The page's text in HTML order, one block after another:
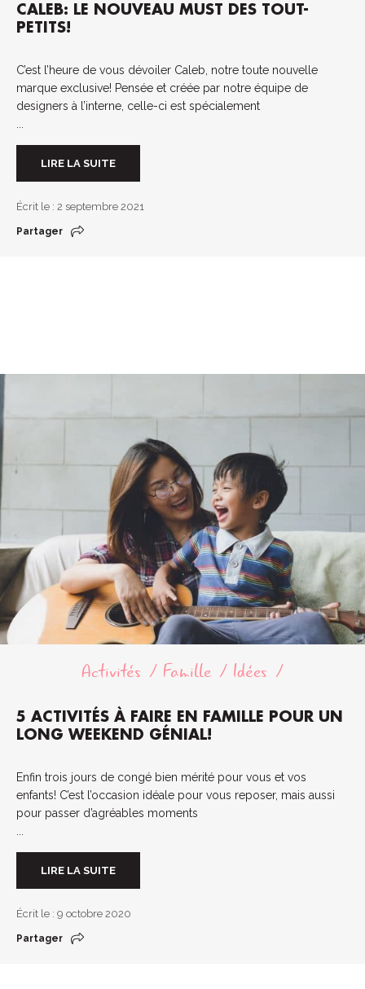
CALEB: LE NOUVEAU MUST DES TOUT-
PETITS!
C’est l’heure de vous dévoiler Caleb, notre toute nouvelle
marque exclusive! Pensée et créée par notre équipe de
designers à l’interne, celle-ci est spécialement
LIRE LA SUITE
Écrit le : 2 septembre 2021
Partager
Activités Famille Idées
5 ACTIVITÉS À FAIRE EN FAMILLE POUR UN
LONG WEEKEND GÉNIAL!
Enfin trois jours de congé bien mérité pour vous et vos
enfants! C’est l’occasion idéale pour vous reposer, mais aussi
pour passer d’agréables moments
LIRE LA SUITE
Écrit le : 9 octobre 2020
Partager